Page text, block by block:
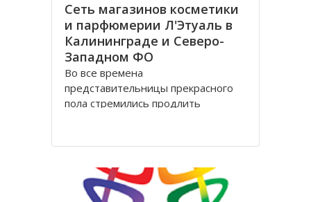
Сеть магазинов косметики
и парфюмерии Л'Этуаль в
Калининграде и Северо-
Западном ФО
Во все времена
представительницы прекрасного
пола стремились продлить
Женщины прилагали массу усилий
для достижения цели. Но это уже в
прошлом! Сегодня, благодаря
колоссальным достижениям в